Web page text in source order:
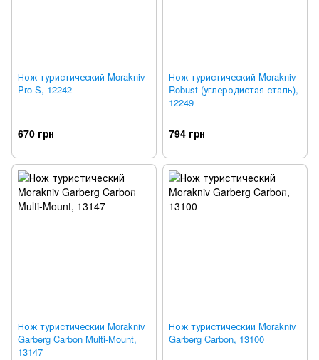
Нож туристический Morakniv
Pro S, 12242
670 грн
Нож туристический Morakniv
Robust (углеродистая сталь),
12249
794 грн
Нож туристический Morakniv
Garberg Carbon Multi-Mount,
13147
Нож туристический Morakniv
Garberg Carbon, 13100